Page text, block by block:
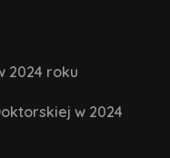
2024 roku
w 2024